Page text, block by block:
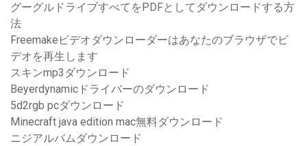
グーグルドライブすべてをPDFとしてダウンロードする方
法
Freemakeビデオダウンローダーはあなたのブラウザでビ
デオを再生します
スキンmp3ダウンロード
Beyerdynamicドライバーのダウンロード
5d2rgb pcダウンロード
Minecraft java edition mac無料ダウンロード
ニジアルバムダウンロード